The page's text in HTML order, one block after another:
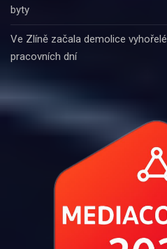
byty
Ve Zlíně začala demolice
pracovních dní